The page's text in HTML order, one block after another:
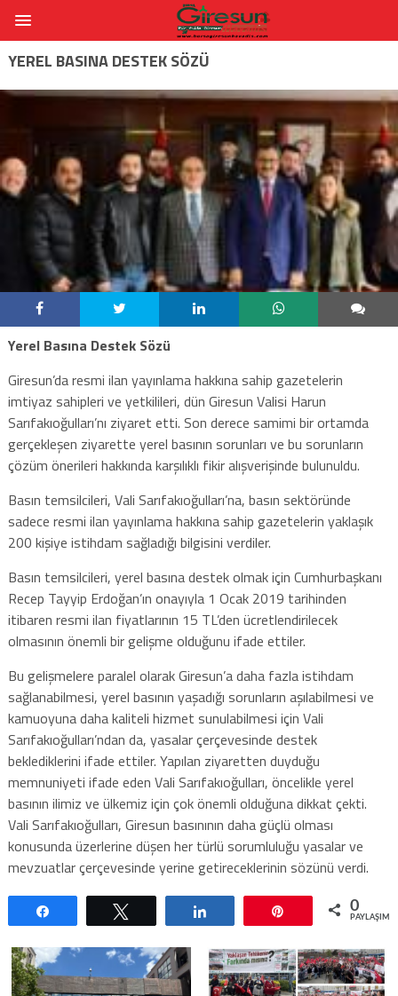
YEREL BASINA DESTEK SÖZÜ
Yerel Basına Destek Sözü
Giresun’da resmi ilan yayınlama hakkına sahip gazetelerin
imtiyaz sahipleri ve yetkilileri, dün Giresun Valisi Harun
Sarıfakıoğulları’nı ziyaret etti. Son derece samimi bir ortamda
gerçekleşen ziyarette yerel basının sorunları ve bu sorunların
çözüm önerileri hakkında karşılıklı fikir alışverişinde bulunuldu.
Basın temsilcileri, Vali Sarıfakıoğulları’na, basın sektöründe
sadece resmi ilan yayınlama hakkına sahip gazetelerin yaklaşık
200 kişiye istihdam sağladığı bilgisini verdiler.
Basın temsilcileri, yerel basına destek olmak için Cumhurbaşkanı
Recep Tayyip Erdoğan’ın onayıyla 1 Ocak 2019 tarihinden
itibaren resmi ilan fiyatlarının 15 TL’den ücretlendirilecek
olmasının önemli bir gelişme olduğunu ifade ettiler.
Bu gelişmelere paralel olarak Giresun’a daha fazla istihdam
sağlanabilmesi, yerel basının yaşadığı sorunların aşılabilmesi ve
kamuoyuna daha kaliteli hizmet sunulabilmesi için Vali
Sarıfakıoğulları’ndan da, yasalar çerçevesinde destek
beklediklerini ifade ettiler. Yapılan ziyaretten duyduğu
memnuniyeti ifade eden Vali Sarıfakıoğulları, öncelikle yerel
basının ilimiz ve ülkemiz için çok önemli olduğuna dikkat çekti.
Vali Sarıfakıoğulları, Giresun basınının daha güçlü olması
konusunda üzerlerine düşen her türlü sorumluluğu yasalar ve
mevzuatlar çerçevesinde yerine getireceklerinin sözünü verdi.
0